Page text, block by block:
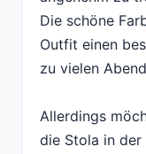
Die schöne
Outfit einen
zu vielen
Allerdings
die Stola in der